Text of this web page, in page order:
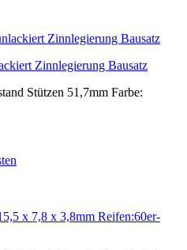
Zinnlegierung Bausatz
Stützen 51,7mm Farbe: